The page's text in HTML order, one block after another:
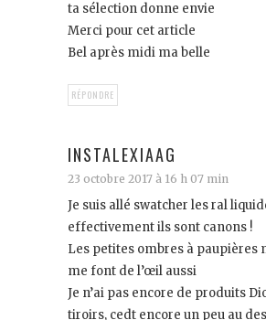
ta sélection donne envie
Merci pour cet article
Bel après midi ma belle
RÉPONDRE
INSTALEXIAAG
23 octobre 2017 à 16 h 07 min
Je suis allé swatcher les ral
effectivement ils sont canons !
Les petites ombres à paupières
me font de l’œil aussi
Je n’ai pas encore de produits
tiroirs, cedt encore un peu au